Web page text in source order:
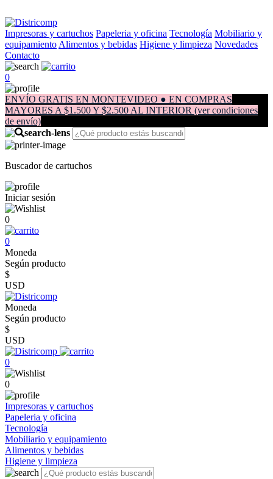
Impresoras y cartuchos Papeleria y oficina Tecnología Mobiliario y
equipamiento Alimentos y bebidas Higiene y limpieza Novedades
Contacto
0
ENVÍO GRATIS EN MONTEVIDEO ● EN COMPRAS
MAYORES A $1.500 Y $2.500 AL INTERIOR (ver condiciones
de envío)
Buscador de cartuchos
Iniciar sesión
0
0
Moneda
Según producto
$
USD
Moneda
Según producto
$
USD
0
0
Impresoras y cartuchos
Papeleria y oficina
Tecnología
Mobiliario y equipamiento
Alimentos y bebidas
Higiene y limpieza